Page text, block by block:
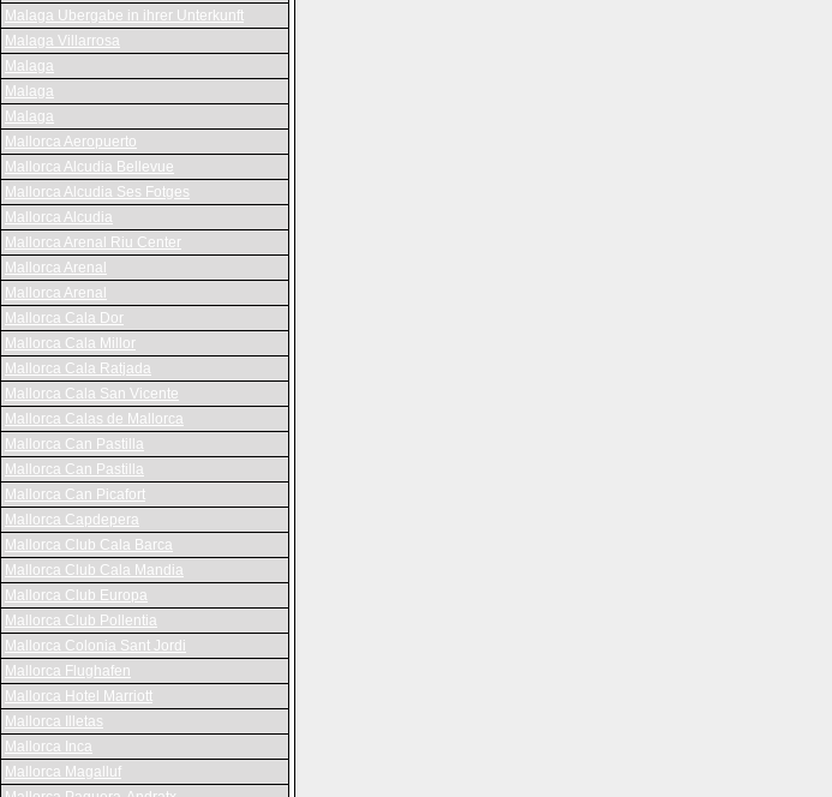
Malaga Ubergabe in ihrer Unterkunft
Malaga Villarrosa
Malaga
Malaga
Malaga
Mallorca Aeropuerto
Mallorca Alcudia Bellevue
Mallorca Alcudia Ses Fotges
Mallorca Alcudia
Mallorca Arenal Riu Center
Mallorca Arenal
Mallorca Arenal
Mallorca Cala Dor
Mallorca Cala Millor
Mallorca Cala Ratjada
Mallorca Cala San Vicente
Mallorca Calas de Mallorca
Mallorca Can Pastilla
Mallorca Can Pastilla
Mallorca Can Picafort
Mallorca Capdepera
Mallorca Club Cala Barca
Mallorca Club Cala Mandia
Mallorca Club Europa
Mallorca Club Pollentia
Mallorca Colonia Sant Jordi
Mallorca Flughafen
Mallorca Hotel Marriott
Mallorca Illetas
Mallorca Inca
Mallorca Magalluf